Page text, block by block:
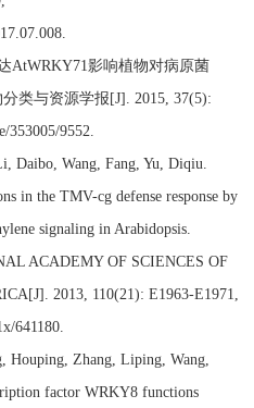
AtWRKY71影响植物对病原菌
分类与资源学报[J]. 2015, 37(5):
353005/9552.
Daibo, Wang, Fang, Yu, Diqiu.
in the TMV-cg defense response by
signaling in Arabidopsis.
ACADEMY OF SCIENCES OF
2013, 110(21): E1963-E1971,
641180.
Houping, Zhang, Liping, Wang,
factor WRKY8 functions